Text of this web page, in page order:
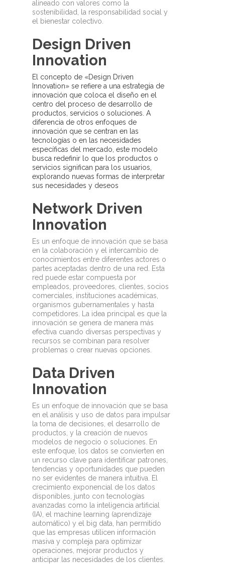
alineado con valores como la
sostenibilidad, la responsabilidad social y
el bienestar colectivo.
Design Driven
Innovation
El concepto de «Design Driven
Innovation» se refiere a una estrategia de
innovación que coloca el diseño en el
centro del proceso de desarrollo de
productos, servicios o soluciones. A
diferencia de otros enfoques de
innovación que se centran en las
tecnologías o en las necesidades
específicas del mercado, este modelo
busca redefinir lo que los productos o
servicios significan para los usuarios,
explorando nuevas formas de interpretar
sus necesidades y deseos
Network Driven
Innovation
Es un enfoque de innovación que se basa
en la colaboración y el intercambio de
conocimientos entre diferentes actores o
partes aceptadas dentro de una red. Esta
red puede estar compuesta por
empleados, proveedores, clientes, socios
comerciales, instituciones académicas,
organismos gubernamentales y hasta
competidores. La idea principal es que la
innovación se genera de manera más
efectiva cuando diversas perspectivas y
recursos se combinan para resolver
problemas o crear nuevas opciones.
Data Driven
Innovation
Es un enfoque de innovación que se basa
en el análisis y uso de datos para impulsar
la toma de decisiones, el desarrollo de
productos, y la creación de nuevos
modelos de negocio o soluciones. En
este enfoque, los datos se convierten en
un recurso clave para identificar patrones,
tendencias y oportunidades que pueden
no ser evidentes de manera intuitiva. El
crecimiento exponencial de los datos
disponibles, junto con tecnologías
avanzadas como la inteligencia artificial
(IA), el machine learning (aprendizaje
automático) y el big data, han permitido
que las empresas utilicen información
masiva y compleja para optimizar
operaciones, mejorar productos y
anticipar las necesidades de los clientes.